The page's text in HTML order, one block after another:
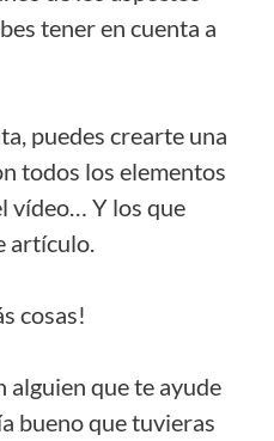
tener en cuenta a
puedes crearte una
todos los elementos
vídeo… Y los que
artículo.
cosas!
alguien que te ayude
bueno que tuvieras